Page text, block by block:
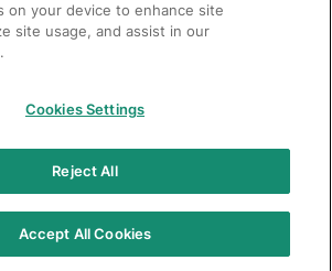
GC：特定商取引法に基づく表記
無断転載禁止
個人情報保護方針
クッキーポリシー
針
クアラルンプール原則対応方針
ハラスメントに対する基本方針
on your device to enhance site
site usage, and assist in our
Cookies Settings
Reject All
Accept All Cookies